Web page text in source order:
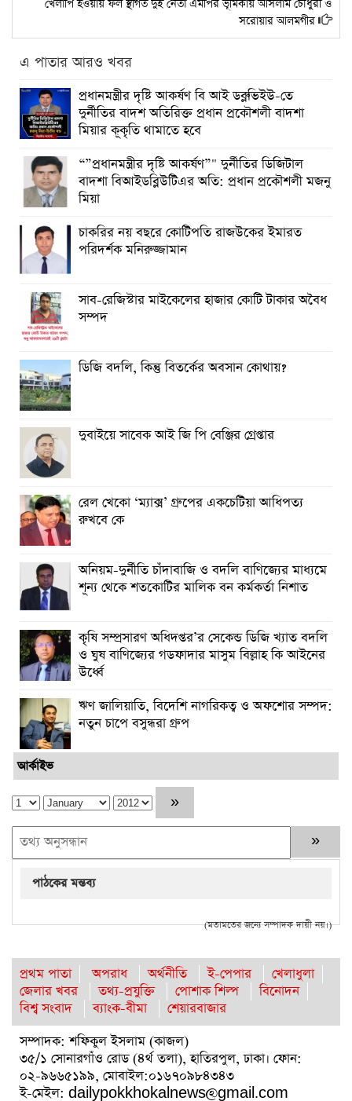
খেলাপি হওয়ায় ফল স্থগিত দুই নেতা এমপির ভূমিকায় আসলাম চৌধুরী ও
সরোয়ার আলমগীর
এ পাতার আরও খবর
প্রধানমন্ত্রীর দৃষ্টি আকর্ষণ বি আই ডব্লুভিইউ-তে
দুর্নীতির বাদশ অতিরিক্ত প্রধান প্রকৌশলী বাদশা
মিয়ার কূকৃতি থামাতে হবে
“”প্রধানমন্ত্রীর দৃষ্টি আকর্ষণ”" দুর্নীতির ডিজিটাল
বাদশা বিআইডব্লিউটিএর অতি: প্রধান প্রকৌশলী মজনু
মিয়া
চাকরির নয় বছরে কোটিপতি রাজউকের ইমারত
পরিদর্শক মনিরুজ্জামান
সাব-রেজিস্টার মাইকেলের হাজার কোটি টাকার অবৈধ
সম্পদ
ডিজি বদলি, কিন্তু বিতর্কের অবসান কোথায়?
দুবাইয়ে সাবেক আই জি পি বেঞ্জির গ্রেপ্তার
রেল খেকো ‘ম্যাক্স’ গ্রুপের একচেটিয়া আধিপত্য
রুখবে কে
অনিয়ম-দুর্নীতি চাঁদাবাজি ও বদলি বাণিজ্যের মাধ্যমে
শূন্য থেকে শতকোটির মালিক বন কর্মকর্তা নিশাত
কৃষি সম্প্রসারণ অধিদপ্তর’র সেকেন্ড ডিজি খ্যাত বদলি
ও ঘুষ বাণিজ্যের গডফাদার মাসুম বিল্লাহ কি আইনের
উর্ধ্বে
ঋণ জালিয়াতি, বিদেশি নাগরিকত্ব ও অফশোর সম্পদ:
নতুন চাপে বসুন্ধরা গ্রুপ
আর্কাইভ
পাঠকের মন্তব্য
(মতামতের জন্যে সম্পাদক দায়ী নয়।)
প্রথম পাতা অপরাধ অর্থনীতি ই-পেপার
খেলাধুলা
জেলার খবর
তথ্য-প্রযুক্তি পোশাক শিল্প
বিনোদন
বিশ্ব সংবাদ
ব্যাংক-বীমা
শেয়ারবাজার
সম্পাদক: শফিকুল ইসলাম (কাজল)
৩৫/১ সোনারগাঁও রোড (৪র্থ তলা), হাতিরপুল, ঢাকা। ফোন:
০২-৯৬৬৫১৯৯, মোবাইল:০১৬৭০৯৮৪৩৪৩
ই-মেইল: dailypokkhokalnews@gmail.com